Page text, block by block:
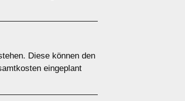
Diese können den
eingeplant